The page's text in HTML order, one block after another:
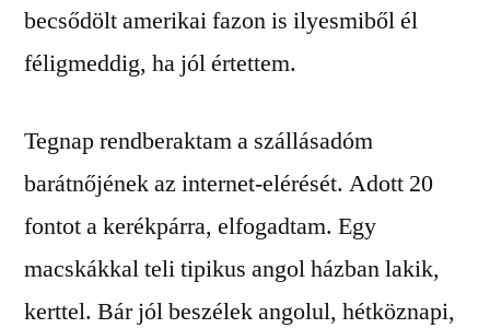
becsődölt amerikai fazon is ilyesmiből él
féligmeddig, ha jól értettem.
Tegnap rendberaktam a szállásadóm
barátnőjének az internet-elérését. Adott 20
fontot a kerékpárra, elfogadtam. Egy
macskákkal teli tipikus angol házban lakik,
kerttel. Bár jól beszélek angolul, hétköznapi,